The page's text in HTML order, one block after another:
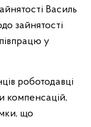
Василь
зайнятості
у
роботодавці
компенсацій,
що